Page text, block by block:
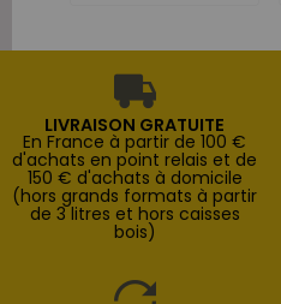
LIVRAISON GRATUITE
En France à partir de 100 €
d'achats en point relais et de
150 € d'achats à domicile
(hors grands formats à partir
de 3 litres et hors caisses
bois)